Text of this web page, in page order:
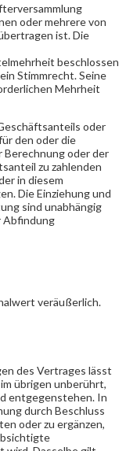
oder mehrere von
ist. Die
beschlossen
Stimmrecht. Seine
Mehrheit
oder
den oder die
Berechnung oder der
zu zahlenden
in diesem
Die Einziehung und
sind unabhängig
Abfindung
veräußerlich.
des Vertrages lässt
übrigen unberührt,
entgegenstehen. In
durch Beschluss
oder zu ergänzen,